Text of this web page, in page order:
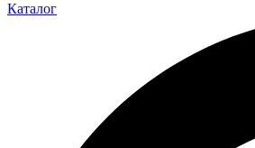
Каталог